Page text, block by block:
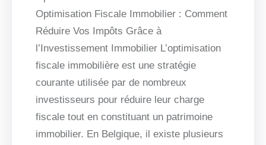
Optimisation Fiscale Immobilier : Comment
Réduire Vos Impôts Grâce à
l’Investissement Immobilier L’optimisation
fiscale immobilière est une stratégie
courante utilisée par de nombreux
investisseurs pour réduire leur charge
fiscale tout en constituant un patrimoine
immobilier. En Belgique, il existe plusieurs